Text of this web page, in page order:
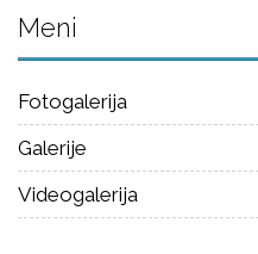
Meni
Fotogalerija
Galerije
Videogalerija